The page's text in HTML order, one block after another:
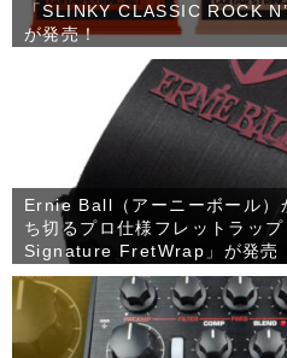
「SLINKY CLASSIC ROCK
が発売！
Ernie Ball（アーニーボール）
ち切るプロ仕様フレットラッ
Signature FretWrap」が発売